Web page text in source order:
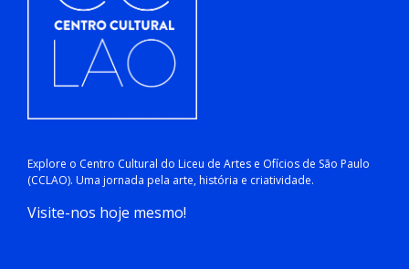
Explore o Centro Cultural do Liceu de Artes e Ofícios de São Paulo
(CCLAO). Uma jornada pela arte, história e criatividade.
Visite-nos hoje mesmo!